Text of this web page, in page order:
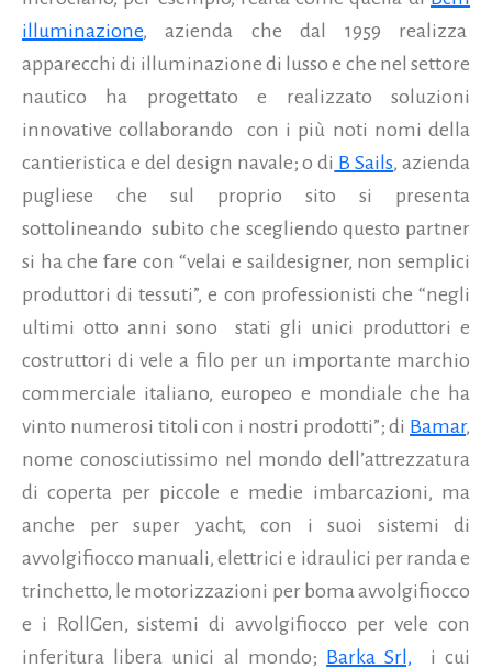
illuminazione, azienda che dal 1959 realizza
apparecchi di illuminazione di lusso e che nel settore
nautico ha progettato e realizzato soluzioni
innovative collaborando
con i più noti nomi della
cantieristica e del design navale; o di B Sails, azienda
pugliese che sul proprio sito si presenta
sottolineando subito che scegliendo questo partner
si ha che fare con “velai e saildesigner, non semplici
produttori di tessuti”, e con professionisti che “negli
ultimi otto anni sono
stati gli unici produttori e
costruttori di vele a filo per un importante marchio
commerciale italiano, europeo e mondiale che ha
vinto numerosi titoli con i nostri prodotti”; di Bamar,
nome conosciutissimo nel mondo dell’attrezzatura
di coperta per piccole e medie imbarcazioni, ma
anche per super yacht, con i suoi sistemi di
avvolgifiocco manuali, elettrici e idraulici per randa e
trinchetto, le motorizzazioni per boma avvolgifiocco
e i RollGen, sistemi di avvolgifiocco per vele con
inferitura libera unici al mondo; Barka Srl, i cui